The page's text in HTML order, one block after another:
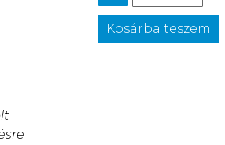
Kosárba teszem